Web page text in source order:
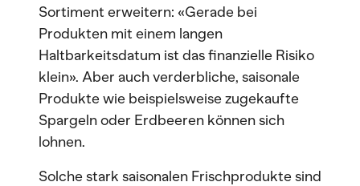
Sortiment erweitern: «Gerade bei
Produkten mit einem langen
Haltbarkeitsdatum ist das finanzielle Risiko
klein». Aber auch verderbliche, saisonale
Produkte wie beispielsweise zugekaufte
Spargeln oder Erdbeeren können sich
lohnen.
Solche stark saisonalen Frischprodukte sind